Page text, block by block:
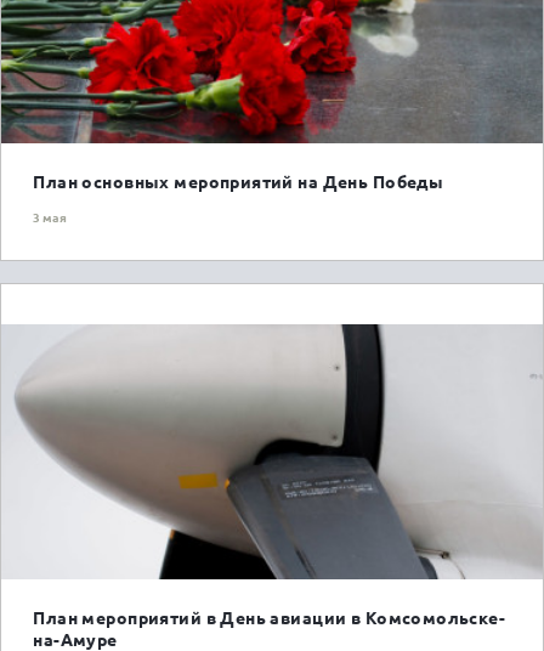
План основных мероприятий на День Победы
3 мая
План мероприятий в День авиации в Комсомольске-
на-Амуре